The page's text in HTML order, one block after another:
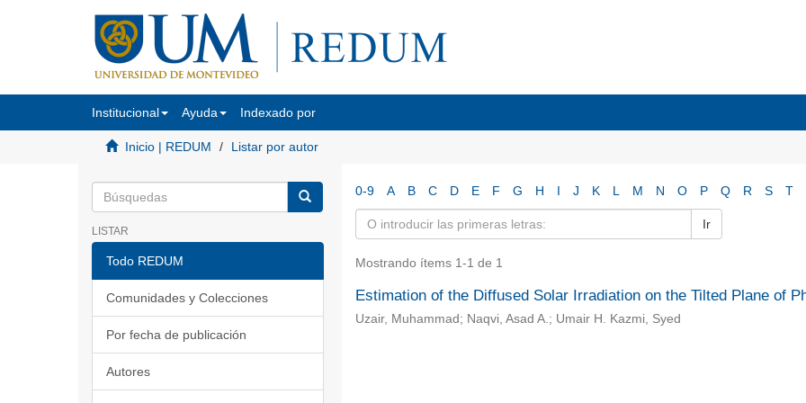
Institucional Ayuda Indexado por
Inicio | REDUM Listar por autor
LISTAR
Todo REDUM
Comunidades y Colecciones
Por fecha de publicación
Autores
0-9 A B C D E F G H I J K L M N O P Q R S T
Ir
Mostrando ítems 1-1 de 1
Estimation of the Diffused Solar Irradiation on the Tilted Plane of
Uzair, Muhammad; Naqvi, Asad A.; Umair H. Kazmi, Syed